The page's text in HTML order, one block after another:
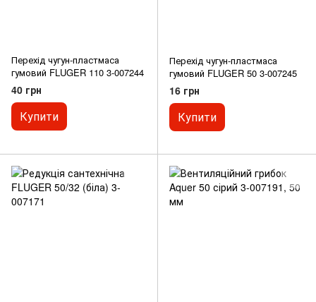
Перехід чугун-пластмаса
гумовий FLUGER 110 3-007244
40 грн
Купити
Перехід чугун-пластмаса
гумовий FLUGER 50 3-007245
16 грн
Купити